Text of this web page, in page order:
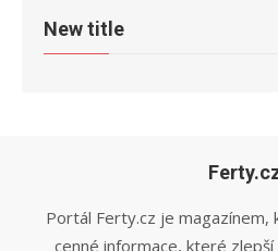
New title
Portál Ferty.cz je magazínem,
cenné informace, které zlepší